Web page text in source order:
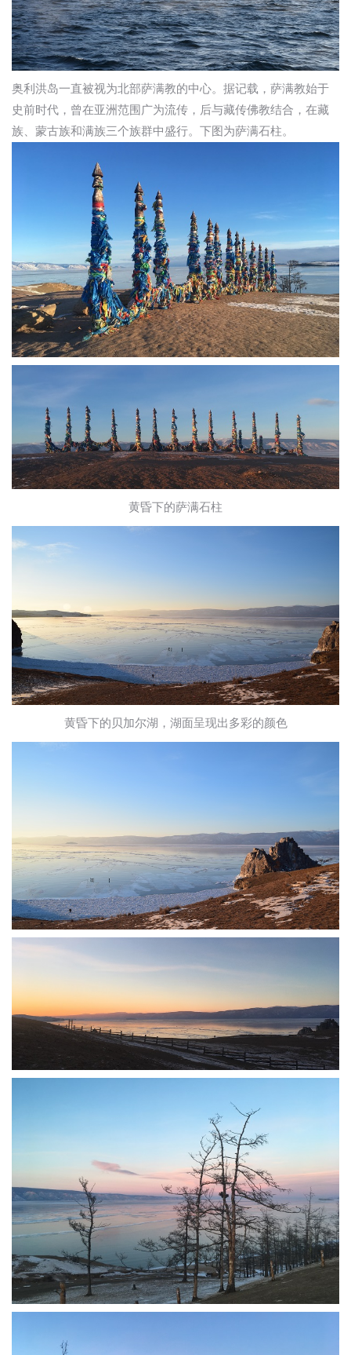
奥利洪岛一直被视为北部萨满教的中心。据记载，萨满教始于
史前时代，曾在亚洲范围广为流传，后与藏传佛教结合，在藏
族、蒙古族和满族三个族群中盛行。下图为萨满石柱。
黄昏下的萨满石柱
黄昏下的贝加尔湖，湖面呈现出多彩的颜色